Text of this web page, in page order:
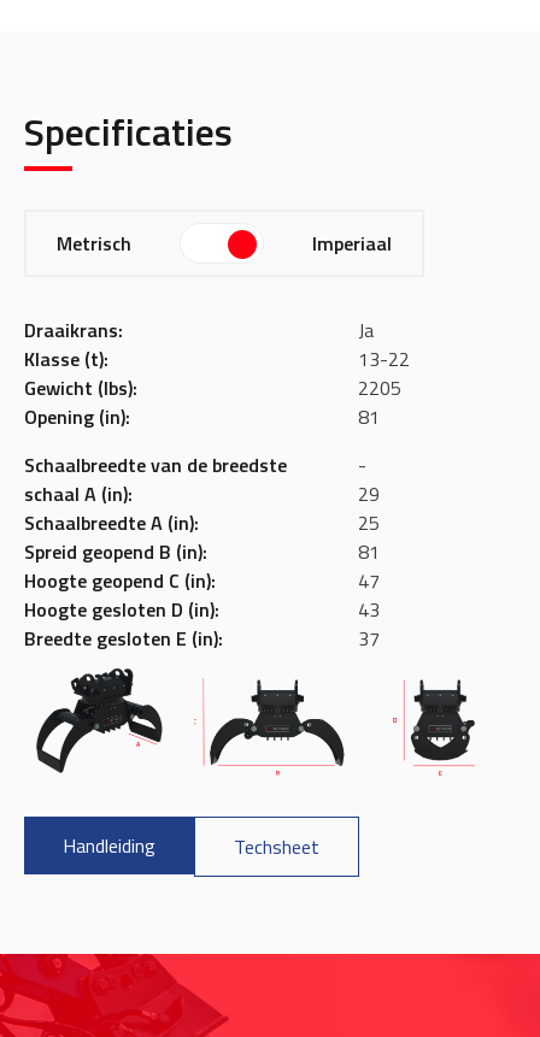
Specificaties
Metrisch Imperiaal
Draaikrans:
Klasse (t):
Gewicht (lbs):
Opening (in):
Ja
13-22
2205
81
Schaalbreedte van de breedste
schaal A (in):
Schaalbreedte A (in):
Spreid geopend B (in):
Hoogte geopend C (in):
Hoogte gesloten D (in):
Breedte gesloten E (in):
-
29
25
81
47
43
37
Handleiding Techsheet